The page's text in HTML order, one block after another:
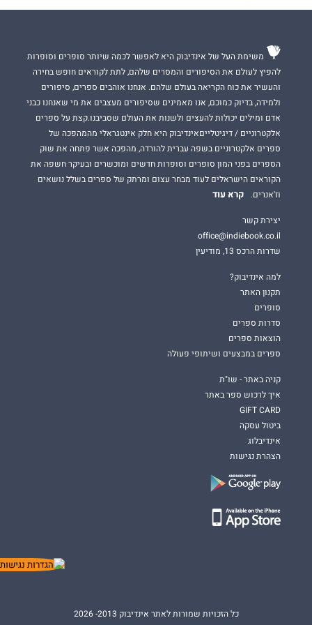
משימת העל של אינדיבוק היא לאפשר לכמה שיותר סופרים וסופרות
להפיץ לעולם את הסיפורים והמסרים שלהם, לתת לקוראים חופש בחירה
והעשיר את כוח הקריאה בעולם שלהם. אנחנו אוהבים ספרים, סיפורים
ולמידה, בדיוק כמוכם, אנו מאמינים שסיפורים מעצבים את מי שאנחנו כבני
אדם ומילים יכולות להעצים ולשנות את העולם שסביבנו.קצת על ספרים
אלקטרוניים / דיגיטלייםאינדיבוק היא חלק אינטגראלי מהמהפכה של
ספרים אלקטרוניים בשפה עברית להורדה, מהפכה אשר פתחה את שוק
הספרים בפני המון סופרים וסופרות חדשים ומוכשרים ובעיקר חשפה את
הקוראים הישראלים לעוד מבחר עצום ומרתק של ספרים בשלל נושאים
וז'אנרים.
קרא עוד
יצירת קשר
office@indiebook.co.il
שדרות הרכס 13, מודיעין
למה אינדיבוק?
תקנון האתר
סופרים
סדרות ספרים
הוצאות ספרים
ספרים במבצעים ושיתופי פעולה
קניה באתר - שו"ת
איך לרכוש ספר באתר
GIFT CARD
ביטול עסקה
אינדיבלוג
הצהרת נגישות
כל הזכויות שמורות לאתר אינדיבוק 2013- 2026